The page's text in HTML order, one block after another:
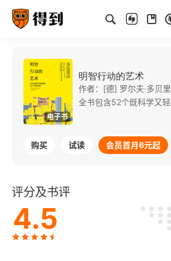
电子书
明智行动的艺术
作者：[德] 罗尔夫·多贝里
购买 试读 会员首月6元起
评分及书评
4.5